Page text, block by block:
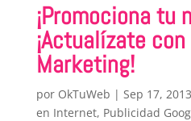
¡Promociona tu
¡Actualízate
Marketing!
por OkTuWeb | Sep 17, 2013
en Internet, Publicidad